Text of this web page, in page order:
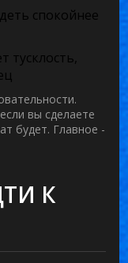
спокойнее
тусклость,
вы сделаете
будет. Главное -
К